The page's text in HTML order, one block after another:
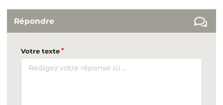
Répondre
Votre texte